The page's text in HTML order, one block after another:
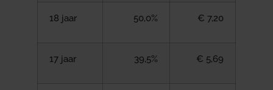
18 jaar 50,0% € 7,20
17 jaar 39,5% € 5,69